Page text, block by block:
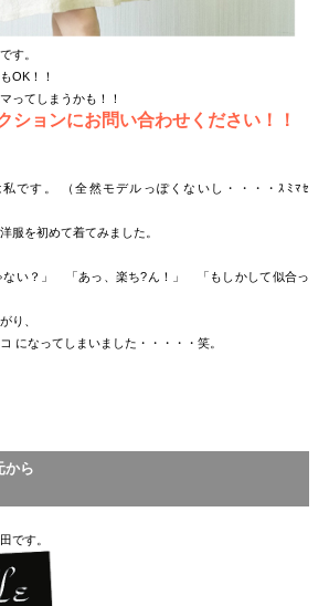
す。
OK！！
ってしまうかも！！
ションにお問い合わせください！！
です。 （全然モデルっぽくないし・・・・ｽﾐﾏｾ
服を初めて着てみました。
ない？」 「あっ、楽ち?ん！」 「もしかして似合っ
り、
になってしまいました・・・・・笑。
から
です。